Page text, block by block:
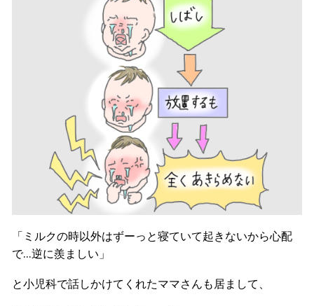
「ミルクの時以外はずーっと寝ていて起きないから心配
で…逆に羨ましい」
と小児科で話しかけてくれたママさんも居まして、